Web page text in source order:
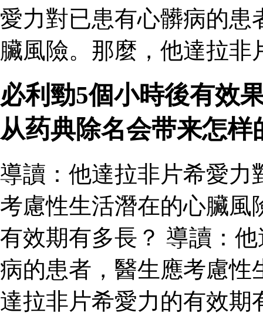
愛力對已患有心髒病的患
臟風險。那麼，他達拉
必利勁5個小時後有效
从药典除名会带来怎样
導讀：他達拉非片希愛力
考慮性生活潛在的心臟風
有效期有多長？ 導讀：
病的患者，醫生應考慮性
達拉非片希愛力的有效期